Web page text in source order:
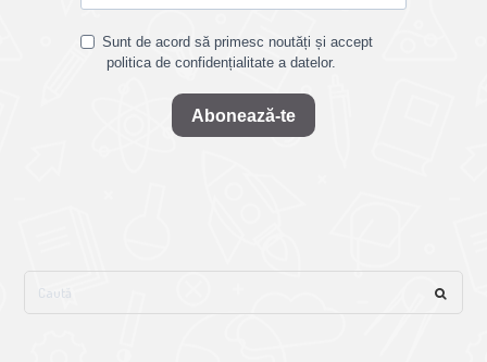
Sunt de acord să primesc noutăți și accept
politica de confidențialitate a datelor.
Abonează-te